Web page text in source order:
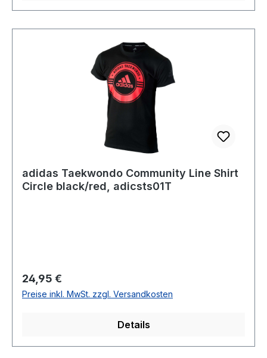
adidas Taekwondo Community Line Shirt
Circle black/red, adicsts01T
Regulärer Preis:
24,95 €
Preise inkl. MwSt. zzgl. Versandkosten
Details